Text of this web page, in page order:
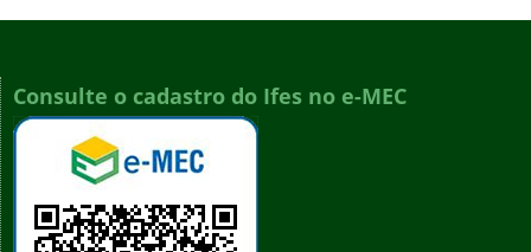
Consulte o cadastro do Ifes no e-MEC